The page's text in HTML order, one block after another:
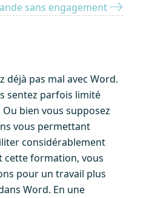
sans engagement
déjà pas mal avec Word.
sentez parfois limité
bien vous supposez
vous permettant
considérablement
cette formation, vous
pour un travail plus
Word. En une